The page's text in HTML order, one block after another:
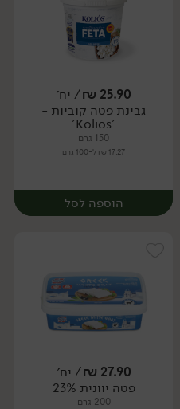
יח׳
25.90
₪/ יח׳
גבינת פטה קוביות -
'Kolios'
150 גרם
17.27 ₪ ל-100 גרם
הוספה לסל
יח׳
27.90
₪/ יח׳
פטה יוונית 23%
200 גרם